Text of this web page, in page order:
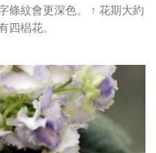
條紋會更深色。 ↑ 花期大約
四椙花。